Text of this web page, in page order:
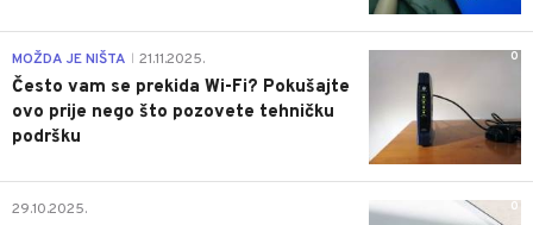
0
MOŽDA JE NIŠTA 21.11.2025.
Često vam se prekida Wi-Fi? Pokušajte
ovo prije nego što pozovete tehničku
podršku
0
29.10.2025.